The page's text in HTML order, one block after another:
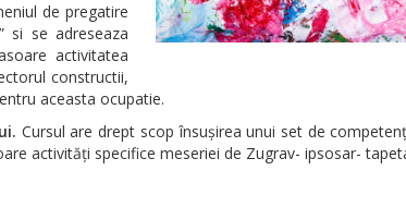
de pregatire
si se adreseaza
activitatea
constructii,
aceasta ocupatie.
Cursul are drept scop însuşirea unui set de
activităţi specifice meseriei de Zugrav- ipsosar-